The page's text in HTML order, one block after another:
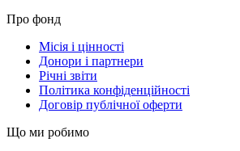
Про фонд
Місія і цінності
Донори і партнери
Річні звіти
Політика конфіденційності
Договір публічної оферти
Що ми робимо